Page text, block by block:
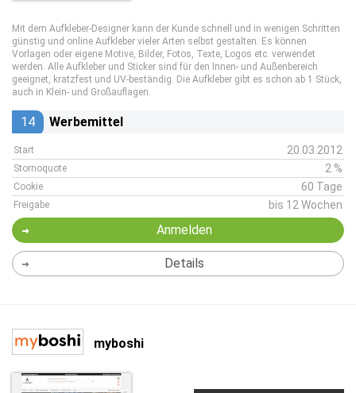
Mit dem Aufkleber-Designer kann der Kunde schnell und in wenigen Schritten
günstig und online Aufkleber vieler Arten selbst gestalten. Es können
Vorlagen oder eigene Motive, Bilder, Fotos, Texte, Logos etc. verwendet
werden. Alle Aufkleber und Sticker sind für den Innen- und Außenbereich
geeignet, kratzfest und UV-beständig. Die Aufkleber gibt es schon ab 1 Stück,
auch in Klein- und Großauflagen.
14 Werbemittel
Start 20.03.2012
Stornoquote 2 %
Cookie 60 Tage
Freigabe bis 12 Wochen
Anmelden
Details
myboshi